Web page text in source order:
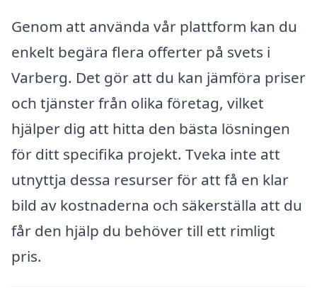
Genom att använda vår plattform kan du
enkelt begära flera offerter på svets i
Varberg. Det gör att du kan jämföra priser
och tjänster från olika företag, vilket
hjälper dig att hitta den bästa lösningen
för ditt specifika projekt. Tveka inte att
utnyttja dessa resurser för att få en klar
bild av kostnaderna och säkerställa att du
får den hjälp du behöver till ett rimligt
pris.